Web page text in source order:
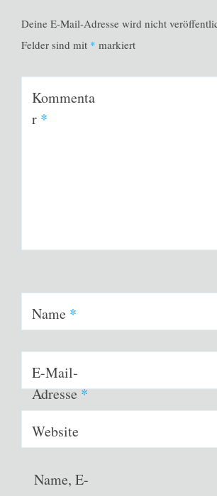
Deine E-Mail-Adresse wird nicht
Felder sind mit * markiert
Kommenta
r *
Name *
E-Mail-
Adresse*
Website
Name, E-